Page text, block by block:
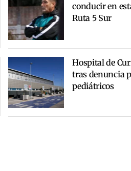
conducir en
Ruta 5 Sur
Hospital de
tras denuncia
pediátricos